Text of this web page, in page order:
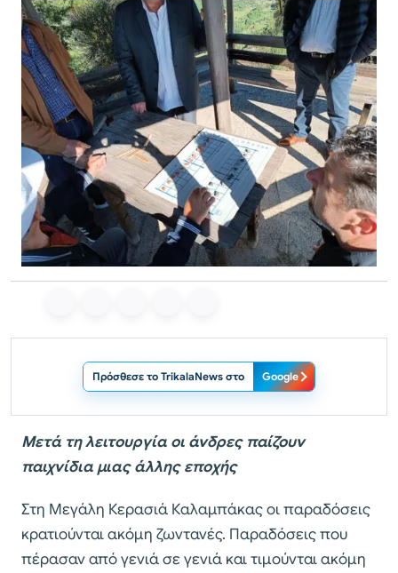
Πρόσθεσε το TrikalaNews στο Google
Μετά τη λειτουργία οι άνδρες παίζουν
παιχνίδια μιας άλλης εποχής
Στη Μεγάλη Κερασιά Καλαμπάκας οι παραδόσεις
κρατιούνται ακόμη ζωντανές. Παραδόσεις που
πέρασαν από γενιά σε γενιά και τιμούνται ακόμη